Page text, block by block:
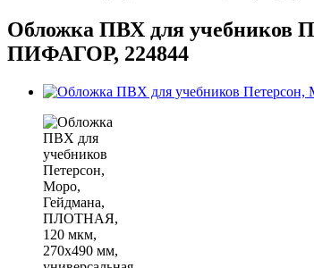
Обложка ПВХ для учебников
ПИФАГОР, 224844